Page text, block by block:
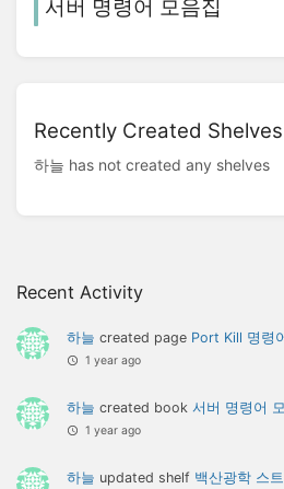
Recent Activity
하늘 created page Port Kill 명령
1 year ago
하늘 created book 서버 명령어
1 year ago
하늘 updated shelf 백산광학 스
서버 명령어 모음집
Recently Created Shelves
하늘 has not created any shelves